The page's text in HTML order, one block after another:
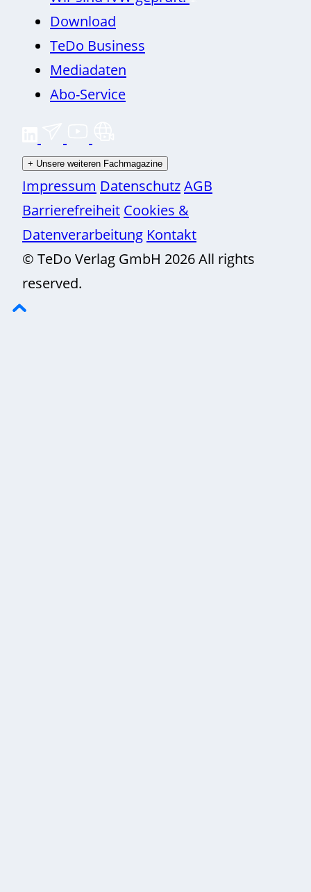
Download
TeDo Business
Mediadaten
Abo-Service
+ Unsere weiteren Fachmagazine
Impressum DatenschutzAGB
Barrierefreiheit Cookies &
Datenverarbeitung Kontakt
© TeDo Verlag GmbH 2026 All rights
reserved.